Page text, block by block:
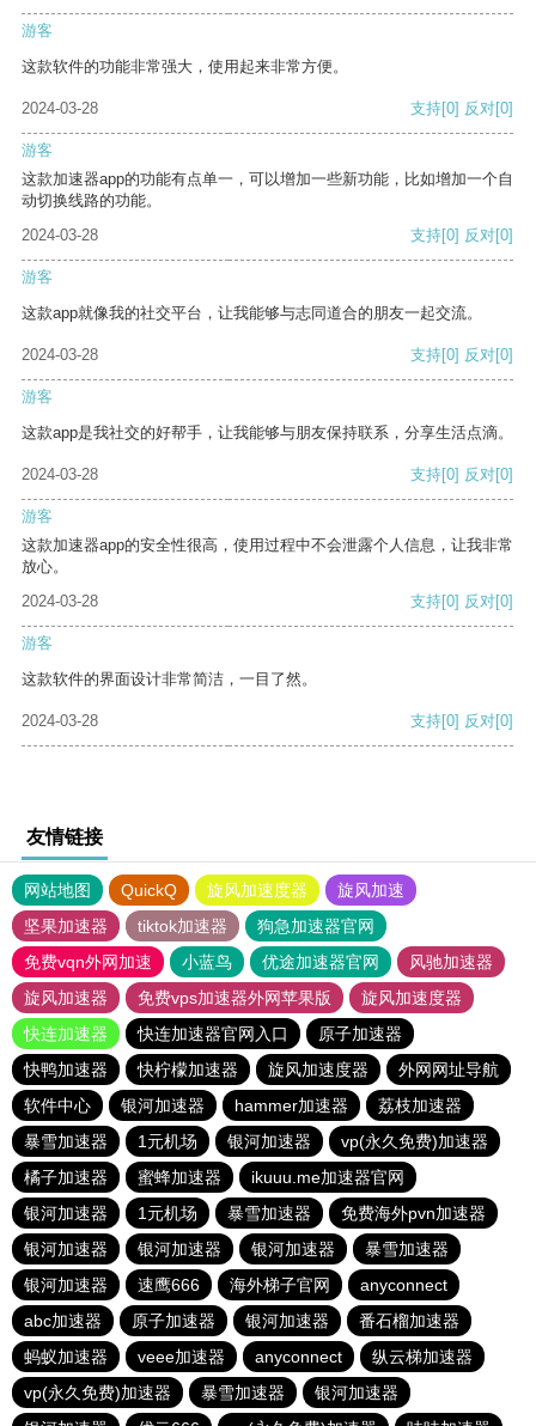
游客
这款软件的功能非常强大，使用起来非常方便。
2024-03-28 支持[0] 反对[0]
游客
这款加速器app的功能有点单一，可以增加一些新功能，比如增加一个自
动切换线路的功能。
2024-03-28
支持[0] 反对[0]
游客
这款app就像我的社交平台，让我能够与志同道合的朋友一起交流。
2024-03-28 支持[0] 反对[0]
游客
这款app是我社交的好帮手，让我能够与朋友保持联系，分享生活点滴。
2024-03-28 支持[0] 反对[0]
游客
这款加速器app的安全性很高，使用过程中不会泄露个人信息，让我非常
放心。
2024-03-28
支持[0] 反对[0]
游客
这款软件的界面设计非常简洁，一目了然。
2024-03-28 支持[0] 反对[0]
友情链接
网站地图 QuickQ 旋风加速度器
旋风加速
坚果加速器
tiktok加速器
狗急加速器官网
免费vqn外网加速
小蓝鸟 优途加速器官网
风驰加速器
旋风加速器
免费vps加速器外网苹果版
旋风加速度器
快连加速器
快连加速器官网入口
原子加速器
快鸭加速器
快柠檬加速器 旋风加速度器
外网网址导航
软件中心
银河加速器 hammer加速器
荔枝加速器
暴雪加速器
1元机场 银河加速器
vp(永久免费)加速器
橘子加速器
蜜蜂加速器
ikuuu.me加速器官网
银河加速器
1元机场 暴雪加速器
免费海外pvn加速器
银河加速器
银河加速器 银河加速器
暴雪加速器
银河加速器
速鹰666 海外梯子官网
anyconnect
abc加速器
原子加速器 银河加速器
番石榴加速器
蚂蚁加速器
veee加速器 anyconnect
纵云梯加速器
vp(永久免费)加速器
暴雪加速器
银河加速器